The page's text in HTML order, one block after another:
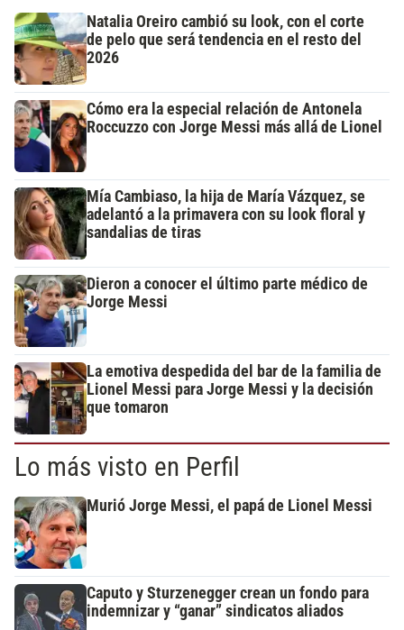
Natalia Oreiro cambió su look, con el corte
de pelo que será tendencia en el resto del
2026
Cómo era la especial relación de Antonela
Roccuzzo con Jorge Messi más allá de Lionel
Mía Cambiaso, la hija de María Vázquez, se
adelantó a la primavera con su look floral y
sandalias de tiras
Dieron a conocer el último parte médico de
Jorge Messi
La emotiva despedida del bar de la familia de
Lionel Messi para Jorge Messi y la decisión
que tomaron
Lo más visto en Perfil
Murió Jorge Messi, el papá de Lionel Messi
Caputo y Sturzenegger crean un fondo para
indemnizar y “ganar” sindicatos aliados